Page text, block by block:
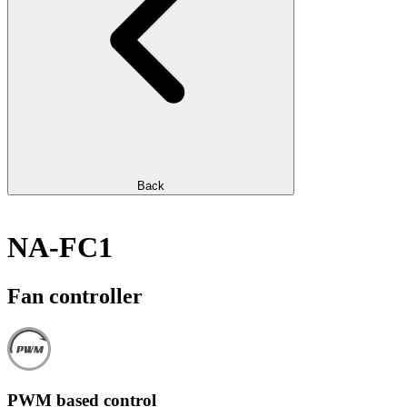
Back
NA-FC1
Fan controller
PWM based control